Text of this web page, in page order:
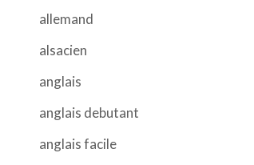
allemand
alsacien
anglais
anglais debutant
anglais facile